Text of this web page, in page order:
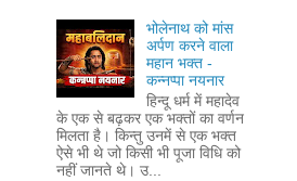
भोलेनाथ को मांस
अर्पण करने वाला
महान भक्त -
कन्नप्पा नयनार
हिन्दू धर्म में महादेव
के एक से बढ़कर एक भक्तों का वर्णन
मिलता है। किन्तु उनमें से एक भक्त
ऐसे भी थे जो किसी भी पूजा विधि को
नहीं जानते थे। उ...